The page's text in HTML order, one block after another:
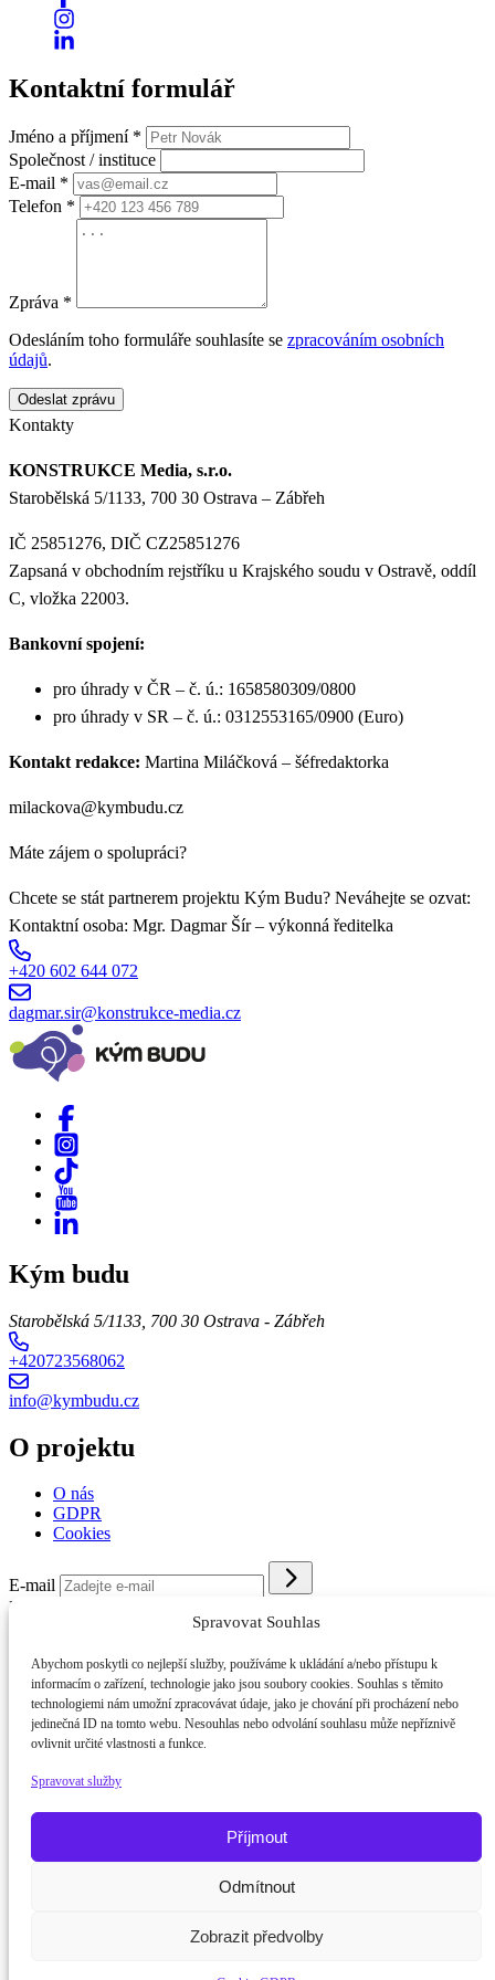
Spravovat Souhlas
Abychom poskytli co nejlepší služby, používáme k ukládání a/nebo přístupu k
informacím o zařízení, technologie jako jsou soubory cookies. Souhlas s těmito
technologiemi nám umožní zpracovávat údaje, jako je chování při procházení nebo
jedinečná ID na tomto webu. Nesouhlas nebo odvolání souhlasu může nepříznivě
ovlivnit určité vlastnosti a funkce.
Spravovat služby
Příjmout
Odmítnout
Zobrazit předvolby
Kontaktní formulář
Jméno a příjmení *
Společnost / instituce
E-mail *
Telefon *
Zpráva *
Odesláním toho formuláře souhlasíte se zpracováním osobních
údajů.
Odeslat zprávu
Kontakty
KONSTRUKCE Media, s.r.o.
Starobělská 5/1133, 700 30 Ostrava – Zábřeh
IČ 25851276, DIČ CZ25851276
Zapsaná v obchodním rejstříku u Krajského soudu v Ostravě, oddíl
C, vložka 22003.
Bankovní spojení:
pro úhrady v ČR – č. ú.: 1658580309/0800
pro úhrady v SR – č. ú.: 0312553165/0900 (Euro)
Kontakt redakce: Martina Miláčková – šéfredaktorka
milackova@kymbudu.cz
Máte zájem o spolupráci?
Chcete se stát partnerem projektu Kým Budu? Neváhejte se ozvat:
Kontaktní osoba: Mgr. Dagmar Šír – výkonná ředitelka
+420 602 644 072
dagmar.sir@konstrukce-media.cz
Kým budu
Starobělská 5/1133, 700 30 Ostrava - Zábřeh
+420723568062
info@kymbudu.cz
O projektu
O nás
GDPR
Cookies
E-mail
Kým budu 2026